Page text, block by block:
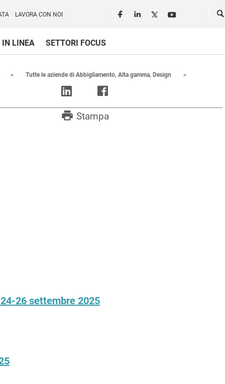
LAVORA CON NOI Seguici in rete
IN LINEA
SETTORI FOCUS
Tutte le aziende di Abbigliamento, Alta gamma, Design
print Stampa
26 settembre 2025